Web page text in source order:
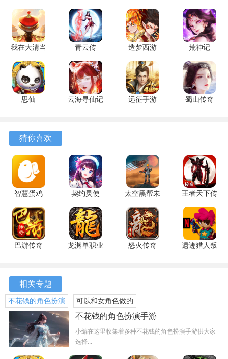
2、心法系统为游戏增添了新的玩法，玩家可以通过收集秘籍
来提升角色属性，增加战斗的策略性和深度。
3、游戏中有多种不同的团队副本，玩家可以与其他玩家组
队，体验合作的乐趣，挑战强大的敌人，获取丰厚的奖励。
4、季节变化和天气系统让游戏世界更加生动，玩家在不同的
季节和天气中进行冒险，会有不同的体验和感受。
1、深度的职业发展系统
完美世界手游的职业系统非常丰富，玩家可以选择多种不同
的职业，每个职业都有独特的技能和发展路径，能够根据自
己的兴趣进行深度发展，享受角色成长的乐趣。
2、独特的飞行机制
飞行器设定让玩家能够在空中自由飞翔，打破了传统
MMORPG的战斗局限，带来了空中对战的全新体验，玩家可
感。
3、动态的游戏世界
游戏中拥有超大的开放世界，玩家可以自由探索，地图中的
每一个角落都充满了惊喜和挑战，动态的天气和季节变化让
每一次冒险都充满新鲜感。
我在大清当
皇帝
10.8.0.0 官
方版
青云传
17.8.0 安卓
版
造梦西游
OL 16.6.2
安卓版
荒神记
1.0.2 官方
版
思仙
云海寻仙记
远征手游
蜀山传奇
猜你喜欢
智慧蛋鸡
4.3.7 安卓
版
契约灵使
51fb33448ee4c97a57d9440311c35142
安卓版
太空黑帮未
来之战 1.4
安卓版
王者天下传
奇 安卓版
巴游传奇
龙渊单职业
怒火传奇
遗迹猎人叛
相关专题
不花钱的角色扮演
手游
可以和女角色做的
手游
不花钱的角色扮演手游
小编在这里收集着多种不花钱的角色扮演手游供大家
选择...